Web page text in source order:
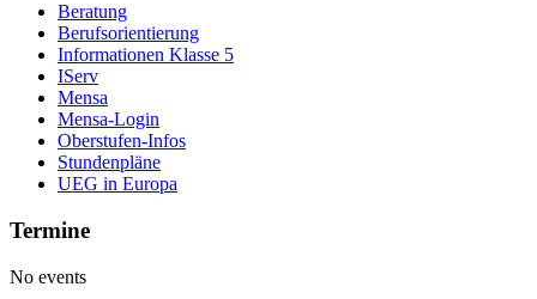
Beratung
Berufsorientierung
Informationen Klasse 5
IServ
Mensa
Mensa-Login
Oberstufen-Infos
Stundenpläne
UEG in Europa
Termine
No events